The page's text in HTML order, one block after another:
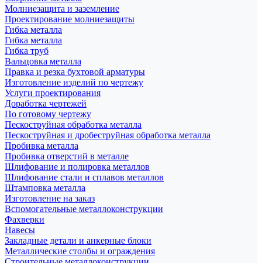
Молниезащита и заземление
Проектирование молниезащиты
Гибка металла
Гибка металла
Гибка труб
Вальцовка металла
Правка и резка бухтовой арматуры
Изготовление изделий по чертежу
Услуги проектирования
Доработка чертежей
По готовому чертежу
Пескоструйная обработка металла
Пескоструйная и дробеструйная обработка металла
Пробивка металла
Пробивка отверстий в металле
Шлифование и полировка металлов
Шлифование стали и сплавов металлов
Штамповка металла
Изготовление на заказ
Вспомогательные металлоконструкции
Фахверки
Навесы
Закладные детали и анкерные блоки
Металлические столбы и ограждения